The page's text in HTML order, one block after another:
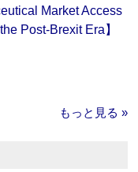
Market Access
Post-Brexit Era】
もっと見る »